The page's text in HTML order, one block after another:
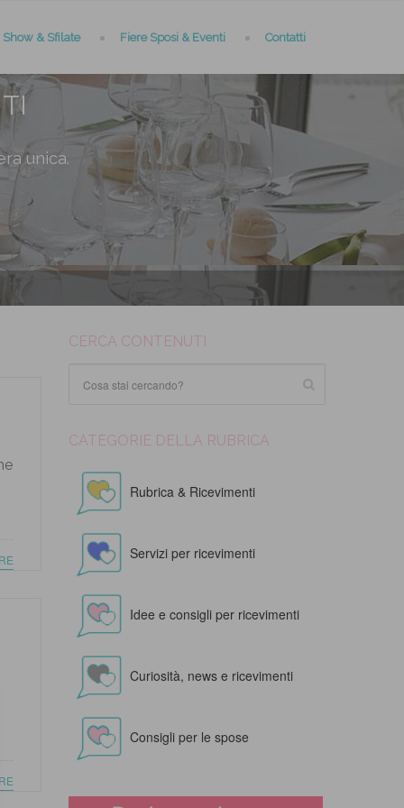
& Sfilate Fiere Sposi & Eventi Contatti
unica.
CERCA CONTENUTI
CATEGORIE DELLA RUBRICA
Rubrica & Ricevimenti
Servizi per ricevimenti
Idee e consigli per ricevimenti
Curiosità, news e ricevimenti
Consigli per le spose